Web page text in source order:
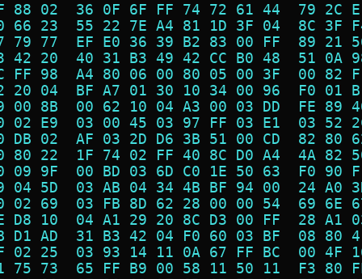
88 02  36 0F 6F FF 74 72 61 44  79
66 23  55 22 7E A4 81 1D 3F 04  8C
79 77  EF E0 36 39 B2 83 00 FF  89
42 20  40 31 B3 49 42 CC B0 48  51
FF 98  A4 80 06 00 80 05 00 3F  00
20 04  BF A7 01 30 10 34 00 96  F0
00 8B  00 62 10 04 A3 00 03 DD  FE
02 E9  03 00 45 03 97 FF 03 E1  03
DB 02  AF 03 2D D6 3B 51 00 CD  82
80 22  1F 74 02 FF 40 8C D0 A4  4A
09 9F  00 BD 03 6D C0 1E 50 63  F0
04 5D  03 AB 04 34 4B BF 94 00  24
02 69  03 FB 8D 62 28 00 00 54  69
D8 10  04 A1 29 20 8C D3 00 FF  28
D1 AD  31 B3 42 04 F0 60 03 BF  08
02 25  03 93 14 11 0A 67 FF BC  00
75 73  65 FF B9 00 58 11 50 11  F3